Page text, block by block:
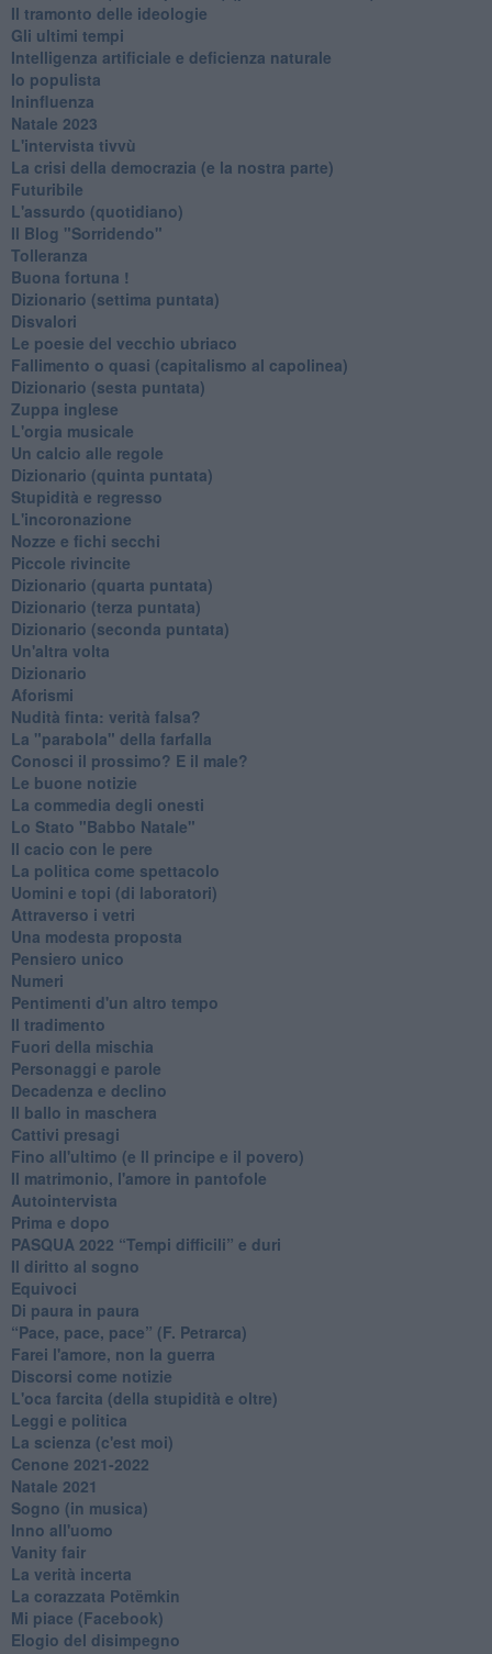
Il tramonto delle ideologie
Gli ultimi tempi
Intelligenza artificiale e deficienza naturale
Io populista
Ininfluenza
Natale 2023
L'intervista tivvù
La crisi della democrazia (e la nostra parte)
Futuribile
L'assurdo (quotidiano)
Il Blog "Sorridendo"
Tolleranza
Buona fortuna !
​Dizionario (settima puntata)
Disvalori
Le poesie del vecchio ubriaco
Fallimento o quasi (capitalismo al capolinea)
Dizionario (sesta puntata)
Zuppa inglese
L'orgia musicale
Un calcio alle regole
Dizionario (quinta puntata)
Stupidità e regresso
L'incoronazione
Nozze e fichi secchi
Piccole rivincite
​Dizionario (quarta puntata)
​Dizionario (terza puntata)
​Dizionario (seconda puntata)
Un'altra volta
Dizionario
Aforismi
Nudità finta: verità falsa?
La "parabola" della farfalla
Conosci il prossimo? E il male?
Le buone notizie
La commedia degli onesti
Lo Stato "Babbo Natale"
Il cacio con le pere
La politica come spettacolo
Uomini e topi (di laboratori)
Attraverso i vetri
Una modesta proposta
Pensiero unico
Numeri
Pentimenti d'un altro tempo
Il tradimento
Fuori della mischia
Personaggi e parole
Decadenza e declino
Il ballo in maschera
Cattivi presagi
Fino all'ultimo (e Il principe e il povero)
Il matrimonio, l'amore in pantofole
Autointervista
Prima e dopo
​PASQUA 2022 “Tempi difficili” e duri
Il diritto al sogno
Equivoci
Di paura in paura
​“Pace, pace, pace” (F. Petrarca)
Farei l'amore, non la guerra
Discorsi come notizie
L'oca farcita (della stupidità e oltre)
Leggi e politica
La scienza (c'est moi)
Cenone 2021-2022
Natale 2021
Sogno (in musica)
Inno all'uomo
Vanity fair
La verità incerta
La corazzata Potëmkin
Mi piace (Facebook)
Elogio del disimpegno